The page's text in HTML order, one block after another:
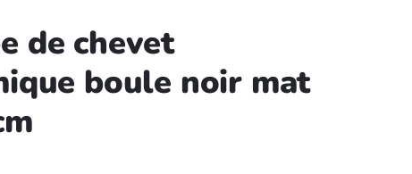
de chevet
boule noir mat